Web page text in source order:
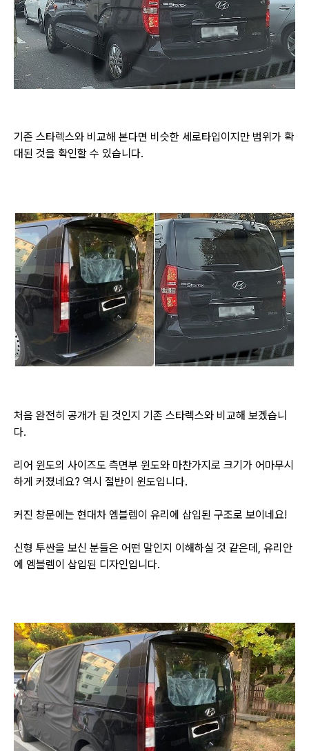
기존 스타렉스와 비교해 본다면 비슷한 세로타입이지만 범위가 확
대된 것을 확인할 수 있습니다.
처음 완전히 공개가 된 것인지 기존 스타렉스와 비교해 보겠습니
다.
리어 윈도의 사이즈도 측면부 윈도와 마찬가지로 크기가 어마무시
하게 커졌네요? 역시 절반이 윈도입니다.
커진 창문에는 현대차 엠블렘이 유리에 삽입된 구조로 보이네요!
신형 투싼을 보신 분들은 어떤 말인지 이해하실 것 같은데, 유리안
에 엠블렘이 삽입된 디자인입니다.